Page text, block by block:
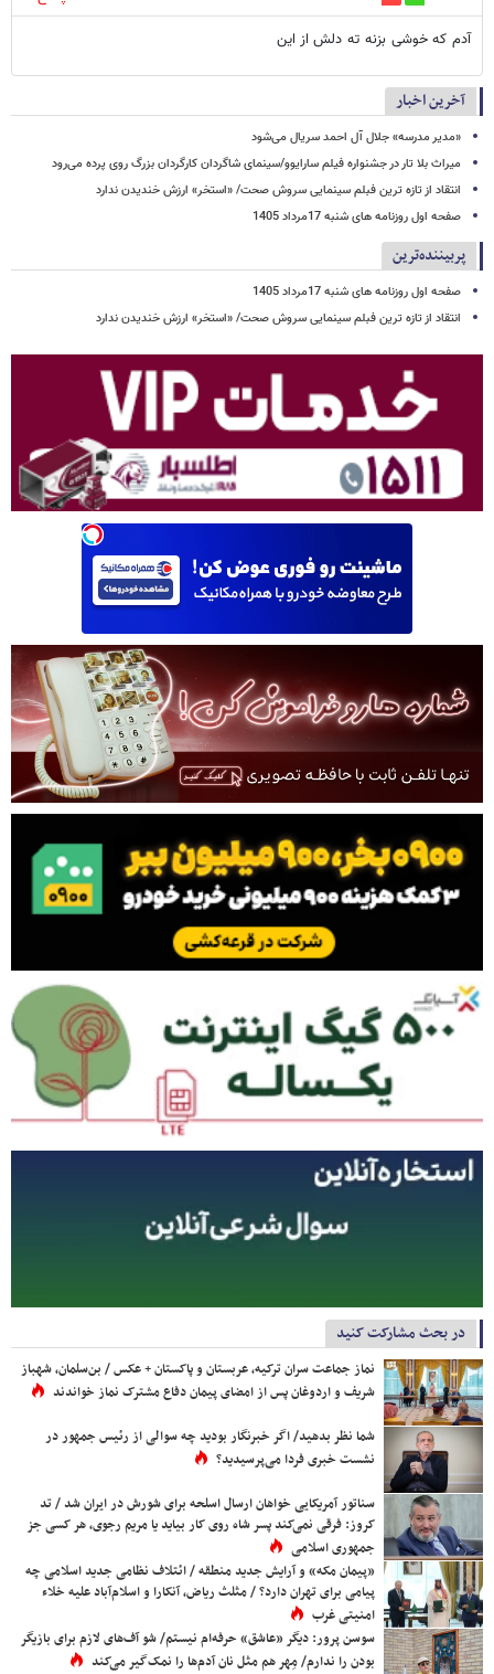
آدم که خوشی بزنه ته دلش از این
آخرین اخبار
«مدیر مدرسه» جلال آل احمد سریال می‌شود
میراث بلا تار در جشنواره فیلم سارایوو/سینمای شاگردان کارگردان بزرگ روی پرده می‌رود
انتقاد از تازه ترین فبلم سینمایی سروش صحت/ «استخر» ارزش خندیدن ندارد
صفحه اول روزنامه های شنبه 17مرداد 1405
پربیننده‌ترین
صفحه اول روزنامه های شنبه 17مرداد 1405
انتقاد از تازه ترین فبلم سینمایی سروش صحت/ «استخر» ارزش خندیدن ندارد
در بحث مشارکت کنید
نماز جماعت سران ترکیه، عربستان و پاکستان + عکس / بن‌سلمان، شهباز
شریف و اردوغان پس از امضای پیمان دفاع مشترک نماز خواندند
شما نظر بدهید/ اگر خبرنگار بودید چه سوالی از رئیس جمهور در
نشست خبری فردا می‌پرسیدید؟
سناتور آمریکایی خواهان ارسال اسلحه برای شورش در ایران شد / تد
کروز: فرقی نمی‌کند پسر شاه روی کار بیاید یا مریم رجوی، هر کسی جز
جمهوری اسلامی
«پیمان مکه» و آرایش جدید منطقه / ائتلاف نظامی جدید اسلامی چه
پیامی برای تهران دارد؟ / مثلث ریاض، آنکارا و اسلام‌آباد علیه خلاء
امنیتی غرب
سوسن پرور: دیگر «عاشق» حرفه‌ام نیستم/ شو آف‌های لازم برای بازیگر
بودن را ندارم/ مِهر هم مثل نان آدم‌ها را نمک‌گیر می‌کند